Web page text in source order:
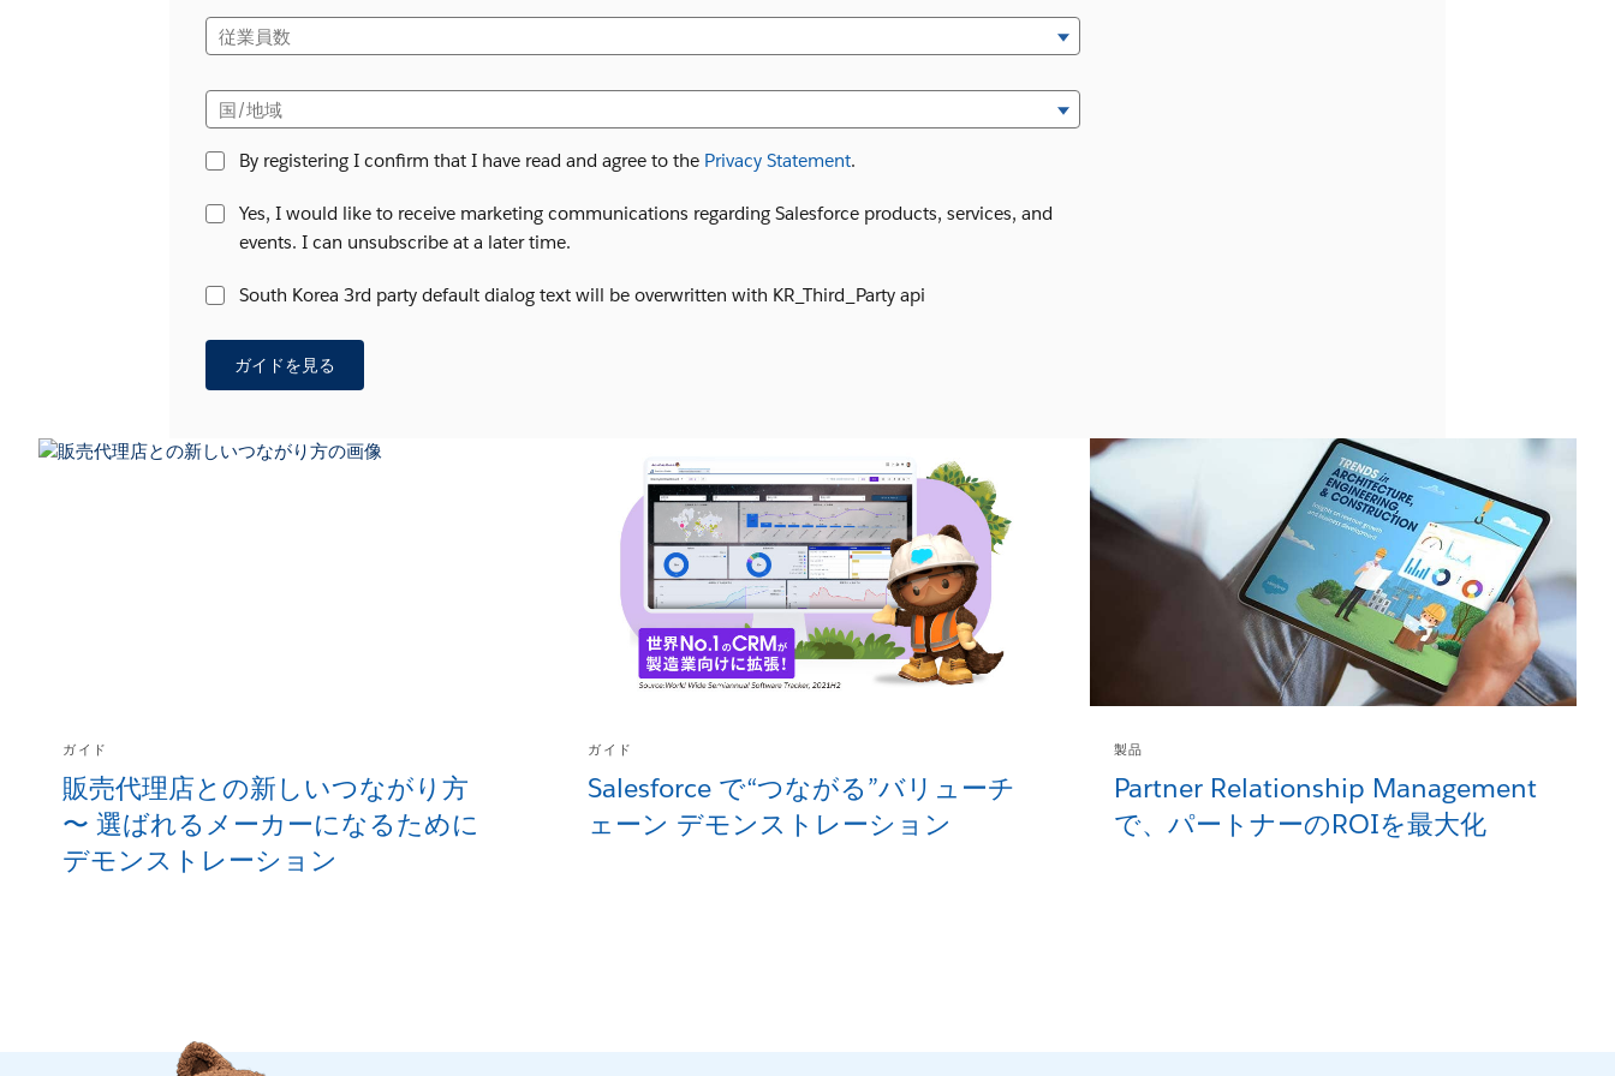
従業員数
国/地域
By registering I confirm that I have read and agree to the Privacy Statement.
Yes, I would like to receive marketing communications regarding Salesforce products, services, and
events. I can unsubscribe at a later time.
South Korea 3rd party default dialog text will be overwritten with KR_Third_Party api
ガイドを見る
ガイド
販売代理店との新しいつながり方
〜 選ばれるメーカーになるために
デモンストレーション
ガイド
Salesforce で“つながる”バリューチ
ェーン デモンストレーション
製品
Partner Relationship Management
で、パートナーのROIを最大化